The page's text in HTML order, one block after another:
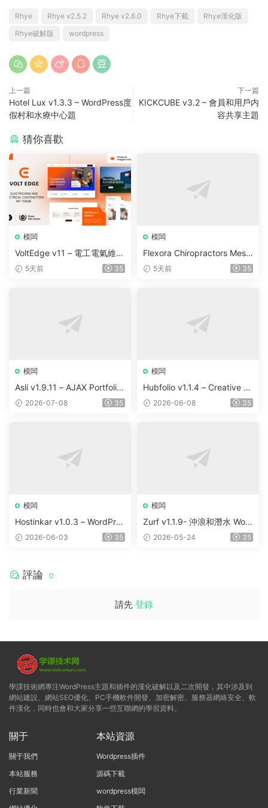
Rhye Rhye v2.5.2 Rhye v2.6.0 Rhye下載
Rhye漢化版
Rhye破解版
wordpress
上一篇
Hotel Lux v1.3.3 – WordPress度
假村和水療中心題
下一篇
KICKCUBE v3.2 – 會員和用戶内
容共享主題
猜你喜歡
模闆
VoltEdge v11 – 電工電氣維修
WordPress 主題
5天前 35
模闆
Flexora Chiropractors Mess
age and Physical Therapist
5天前 35
模闆
Asli v1.9.11 – AJAX Portfolio
Elementor WordPress Them
2026-07-08 35
模闆
Hubfolio v1.1.4 – Creative P
ortfolio & Digital Agency Wo
2026-06-08 35
模闆
Hostinkar v1.0.3 – WordPres
s & WHMCS 主題
2026-06-03 35
模闆
Zurf v1.1.9- 沖浪和潛水 Wor
dPress主題
2026-05-24 35
評論 0
請先 登錄
學課技術網專注WordPress主題和插件的漢化破解以及二次開發，其中涉及到
網站建設、網站SEO優化、PC手機軟件開發、加密解密、服務器網絡安全、軟
件漢化，同時也會和大家分享一些互聯網的學習資料。
關于
關于我們
本站服務
行業新聞
本站資源
Wordpress插件
源碼下載
wordpress模闆